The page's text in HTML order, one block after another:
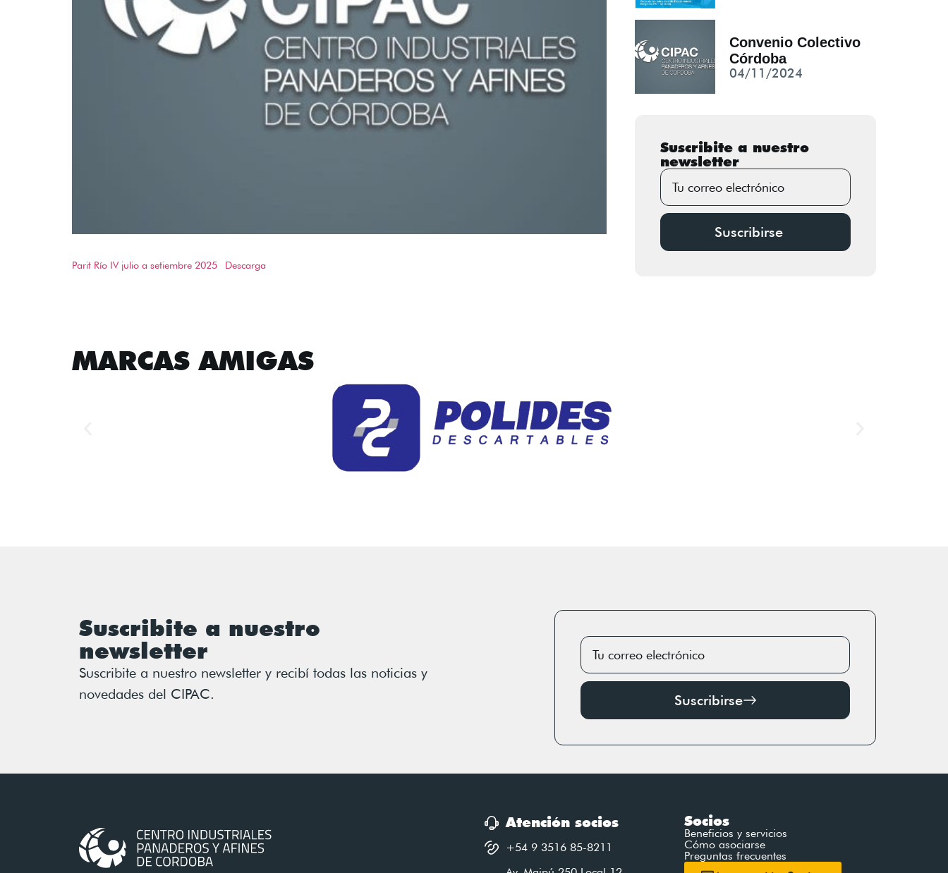
Parit Río IV julio a setiembre 2025 Descarga
Convenio Colectivo
Córdoba
04/11/2024
Suscribite a nuestro
newsletter
Suscribirse
MARCAS AMIGAS
Suscribite a nuestro
newsletter
Suscribite a nuestro newsletter y recibí todas las noticias y
novedades del CIPAC.
Suscribirse
Atención socios
+54 9 3516 85-8211
Socios
Beneficios y servicios
Cómo asociarse
Preguntas frecuentes